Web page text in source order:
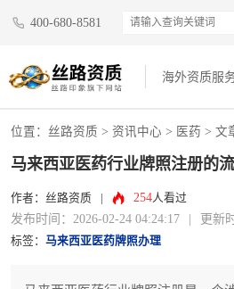
400-680-8581
海外资质服
位置： 丝路资质 > 资讯中心 > 医药 > 文
马来西亚医药行业牌照注册的
作者：丝路资质 254人看过
发布时间：2026-02-24 04:24:17 更新
标签： 马来西亚医药牌照办理